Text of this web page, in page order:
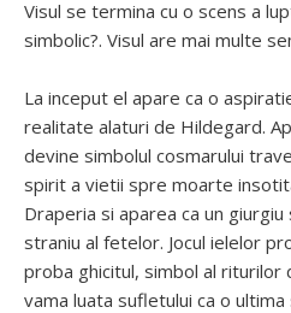
Visul se termina cu o scens a
simbolic?. Visul are mai multe
La inceput el apare ca o
realitate alaturi de Hildegard.
devine simbolul cosmarului
spirit a vietii spre moarte
Draperia si aparea ca un
straniu al fetelor. Jocul ielelor
proba ghicitul, simbol al riturilor
vama luata sufletului ca o